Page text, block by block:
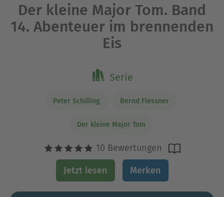
Der kleine Major Tom. Band
14. Abenteuer im brennenden
Eis
Serie
Peter Schilling Bernd Flessner
Der kleine Major Tom
10 Bewertungen
Jetzt lesen Merken